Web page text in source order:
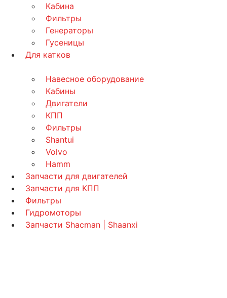
Кабина
Фильтры
Генераторы
Гусеницы
Для катков
Навесное оборудование
Кабины
Двигатели
КПП
Фильтры
Shantui
Volvo
Hamm
Запчасти для двигателей
Запчасти для КПП
Фильтры
Гидромоторы
Запчасти Shacman | Shaanxi